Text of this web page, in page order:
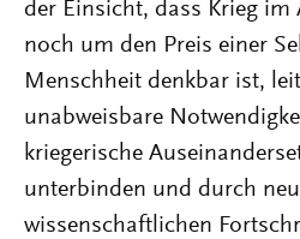
der Einsicht, dass Krieg
noch um den Preis einer
Menschheit denkbar ist,
unabweisbare
kriegerische
unterbinden und durch
wissenschaftlichen